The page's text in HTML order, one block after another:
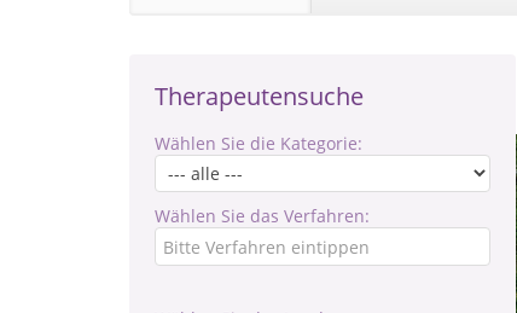
Therapeutensuche
Wählen Sie die Kategorie:
Wählen Sie das Verfahren: